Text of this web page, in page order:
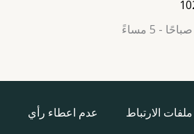
الارتباط عدم اعطاء رأي